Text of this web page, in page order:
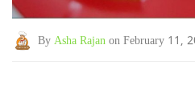
By Asha Rajan on February 11,